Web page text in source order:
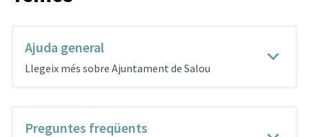
Ajuda general
Llegeix més sobre Ajuntament de Salou
Preguntes freqüents